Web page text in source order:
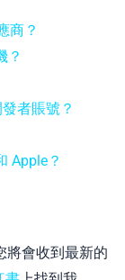
商？
？
者賬號？
Apple？
將會收到最新的